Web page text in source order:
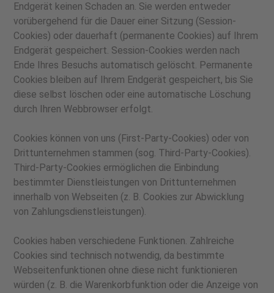
Endgerät keinen Schaden an. Sie werden entweder
vorübergehend für die Dauer einer Sitzung (Session-
Cookies) oder dauerhaft (permanente Cookies) auf Ihrem
Endgerät gespeichert. Session-Cookies werden nach
Ende Ihres Besuchs automatisch gelöscht. Permanente
Cookies bleiben auf Ihrem Endgerät gespeichert, bis Sie
diese selbst löschen oder eine automatische Löschung
durch Ihren Webbrowser erfolgt.
Cookies können von uns (First-Party-Cookies) oder von
Drittunternehmen stammen (sog. Third-Party-Cookies).
Third-Party-Cookies ermöglichen die Einbindung
bestimmter Dienstleistungen von Drittunternehmen
innerhalb von Webseiten (z. B. Cookies zur Abwicklung
von Zahlungsdienstleistungen).
Cookies haben verschiedene Funktionen. Zahlreiche
Cookies sind technisch notwendig, da bestimmte
Webseitenfunktionen ohne diese nicht funktionieren
würden (z. B. die Warenkorbfunktion oder die Anzeige von